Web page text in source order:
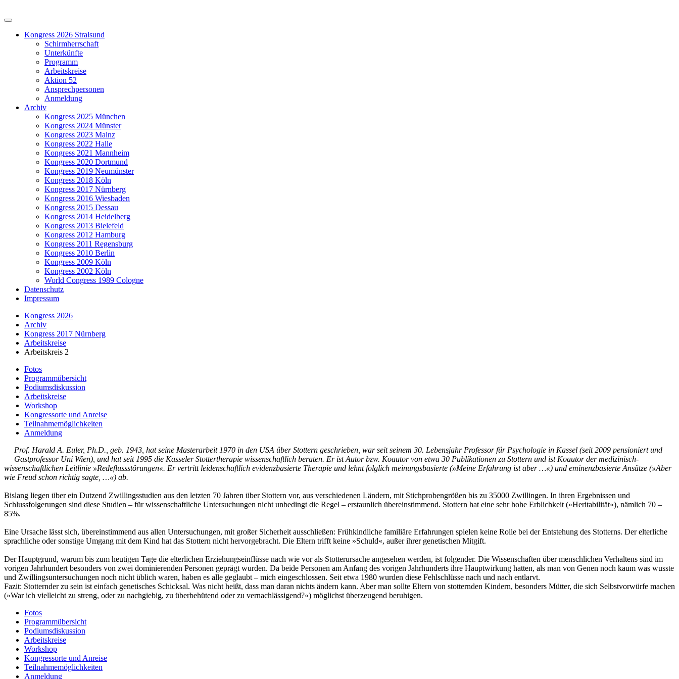
Kongress 2026 Stralsund
Schirmherrschaft
Unterkünfte
Programm
Arbeitskreise
Aktion 52
Ansprechpersonen
Anmeldung
Archiv
Kongress 2025 München
Kongress 2024 Münster
Kongress 2023 Mainz
Kongress 2022 Halle
Kongress 2021 Mannheim
Kongress 2020 Dortmund
Kongress 2019 Neumünster
Kongress 2018 Köln
Kongress 2017 Nürnberg
Kongress 2016 Wiesbaden
Kongress 2015 Dessau
Kongress 2014 Heidelberg
Kongress 2013 Bielefeld
Kongress 2012 Hamburg
Kongress 2011 Regensburg
Kongress 2010 Berlin
Kongress 2009 Köln
Kongress 2002 Köln
World Congress 1989 Cologne
Datenschutz
Impressum
Kongress 2026
Archiv
Kongress 2017 Nürnberg
Arbeitskreise
Arbeitskreis 2
Fotos
Programmübersicht
Podiumsdiskussion
Arbeitskreise
Workshop
Kongressorte und Anreise
Teilnahmemöglichkeiten
Anmeldung
Prof. Harald A. Euler, Ph.D., geb. 1943, hat seine Masterarbeit 1970 in den USA über Stottern geschrieben, war seit seinem 30. Lebensjahr Professor für Psychologie in Kassel (seit 2009 pensioniert und
Gastprofessor Uni Wien), und hat seit 1995 die Kasseler Stottertherapie wissenschaftlich beraten. Er ist Autor bzw. Koautor von etwa 30 Publikationen zu Stottern und ist Koautor der medizinisch-
wissenschaftlichen Leitlinie »Redeflussstörungen«. Er vertritt leidenschaftlich evidenzbasierte Therapie und lehnt folglich meinungsbasierte (»Meine Erfahrung ist aber …«) und eminenzbasierte Ansätze (»Aber
wie Freud schon richtig sagte, …«) ab.
Bislang liegen über ein Dutzend Zwillingsstudien aus den letzten 70 Jahren über Stottern vor, aus verschiedenen Ländern, mit Stichprobengrößen bis zu 35000 Zwillingen. In ihren Ergebnissen und
Schlussfolgerungen sind diese Studien – für wissenschaftliche Untersuchungen nicht unbedingt die Regel – erstaunlich übereinstimmend. Stottern hat eine sehr hohe Erblichkeit (»Heritabilität«), nämlich 70 –
85%.
Eine Ursache lässt sich, übereinstimmend aus allen Untersuchungen, mit großer Sicherheit ausschließen: Frühkindliche familiäre Erfahrungen spielen keine Rolle bei der Entstehung des Stotterns. Der elterliche
sprachliche oder sonstige Umgang mit dem Kind hat das Stottern nicht hervorgebracht. Die Eltern trifft keine »Schuld«, außer ihrer genetischen Mitgift.
Der Hauptgrund, warum bis zum heutigen Tage die elterlichen Erziehungseinflüsse nach wie vor als Stotterursache angesehen werden, ist folgender. Die Wissenschaften über menschlichen Verhaltens sind im
vorigen Jahrhundert besonders von zwei dominierenden Personen geprägt wurden. Da beide Personen am Anfang des vorigen Jahrhunderts ihre Hauptwirkung hatten, als man von Genen noch kaum was wusste
und Zwillingsuntersuchungen noch nicht üblich waren, haben es alle geglaubt – mich eingeschlossen. Seit etwa 1980 wurden diese Fehlschlüsse nach und nach entlarvt.
Fazit: Stotternder zu sein ist einfach genetisches Schicksal. Was nicht heißt, dass man daran nichts ändern kann. Aber man sollte Eltern von stotternden Kindern, besonders Mütter, die sich Selbstvorwürfe machen
(»War ich vielleicht zu streng, oder zu nachgiebig, zu überbehütend oder zu vernachlässigend?«) möglichst überzeugend beruhigen.
Fotos
Programmübersicht
Podiumsdiskussion
Arbeitskreise
Workshop
Kongressorte und Anreise
Teilnahmemöglichkeiten
Anmeldung